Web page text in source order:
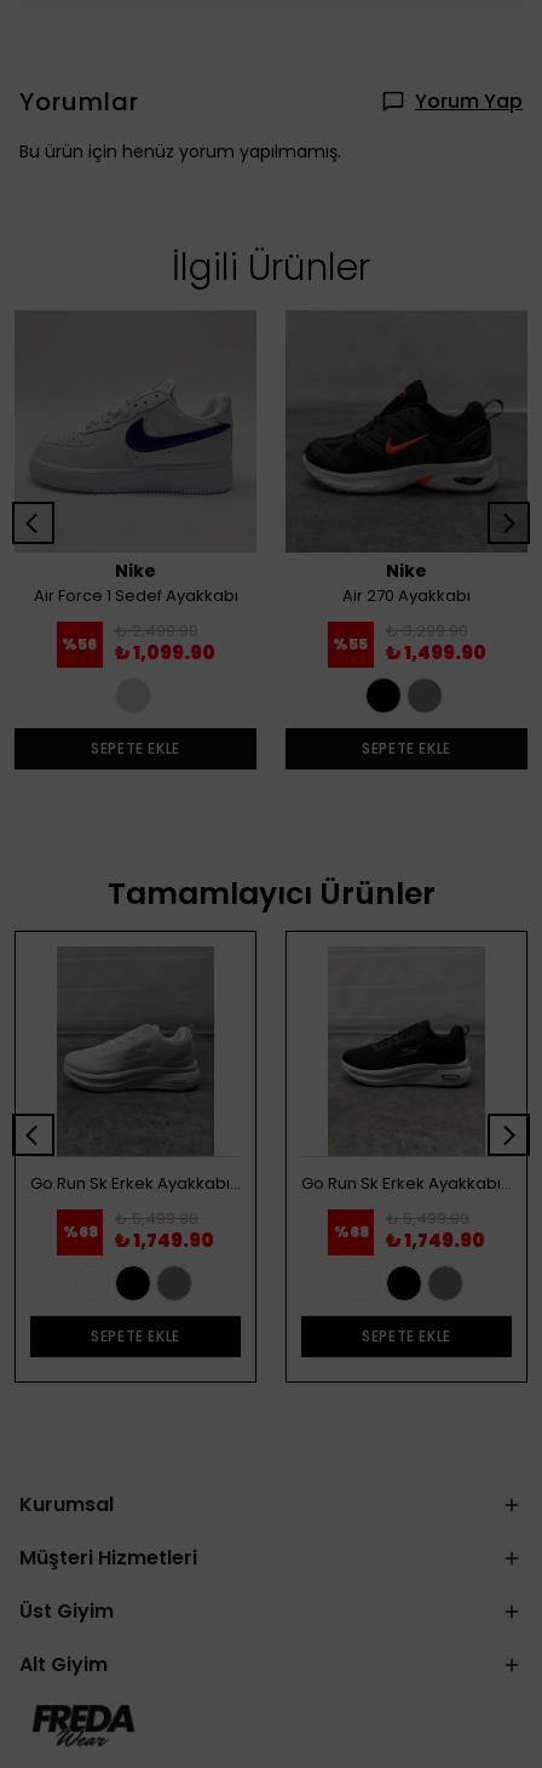
Yorumlar Yorum Yap
Bu ürün için henüz yorum yapılmamış.
İlgili Ürünler
Nike
Air Force 1 Sedef Ayakkabı
%56
₺ 2,499.90
₺ 1,099.90
SEPETE EKLE
Nike
Air 270 Ayakkabı
%55
₺ 3,299.90
₺ 1,499.90
SEPETE EKLE
Tamamlayıcı Ürünler
Go Run Sk Erkek Ayakkabı - Beyaz
%68
₺ 5,499.90
₺ 1,749.90
SEPETE EKLE
Go Run Sk Erkek Ayakkabı - Siyah
%68
₺ 5,499.90
₺ 1,749.90
SEPETE EKLE
Kurumsal
Müşteri Hizmetleri
Üst Giyim
Alt Giyim